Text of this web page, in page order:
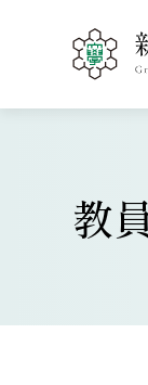
教